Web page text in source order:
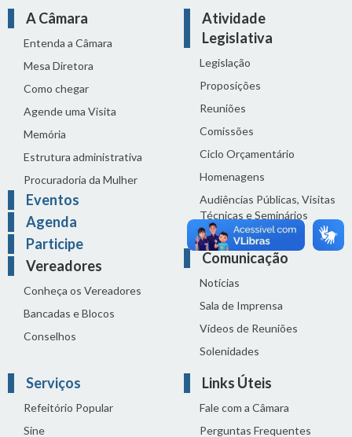
A Câmara
Entenda a Câmara
Mesa Diretora
Como chegar
Agende uma Visita
Memória
Estrutura administrativa
Procuradoria da Mulher
Eventos
Agenda
Participe
Vereadores
Conheça os Vereadores
Bancadas e Blocos
Conselhos
Atividade
Legislativa
Legislação
Proposições
Reuniões
Comissões
Ciclo Orçamentário
Homenagens
Audiências Públicas, Visitas
Técnicas e Seminários
Distribuição do dia
Comunicação
Notícias
Sala de Imprensa
Vídeos de Reuniões
Solenidades
Serviços
Refeitório Popular
Sine
Links Úteis
Fale com a Câmara
Perguntas Frequentes